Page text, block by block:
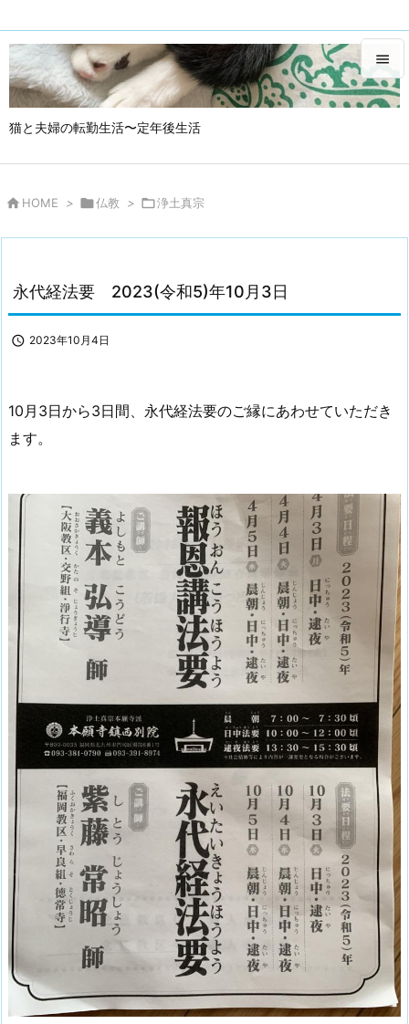
猫と夫婦の転勤生活〜定年後生活


サイド
 HOME > 仏教 > 浄土真宗
永代経法要 2023(令和5)年10月3日
 2023年10月4日
10月3日から3日間、永代経法要のご縁にあわせていただき
ます。